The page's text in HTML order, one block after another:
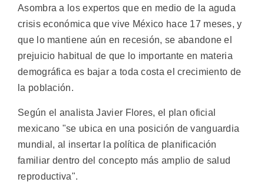
Asombra a los expertos que en medio de la aguda
crisis económica que vive México hace 17 meses, y
que lo mantiene aún en recesión, se abandone el
prejuicio habitual de que lo importante en materia
demográfica es bajar a toda costa el crecimiento de
la población.
Según el analista Javier Flores, el plan oficial
mexicano "se ubica en una posición de vanguardia
mundial, al insertar la política de planificación
familiar dentro del concepto más amplio de salud
reproductiva".